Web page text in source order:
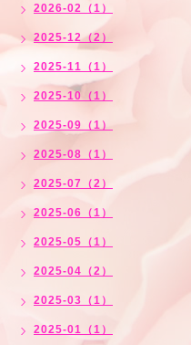
2026-02（1）
2025-12（2）
2025-11（1）
2025-10（1）
2025-09（1）
2025-08（1）
2025-07（2）
2025-06（1）
2025-05（1）
2025-04（2）
2025-03（1）
2025-01（1）